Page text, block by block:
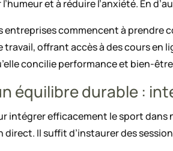
et à réduire l’anxiété. En
entreprises commencent à prendre
travail, offrant accès à des cours en
concilie performance et bien-
équilibre durable :
intégrer efficacement le sport
direct. Il suffit d’instaurer des